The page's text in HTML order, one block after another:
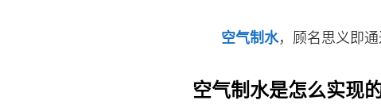
空气制水，顾名思义即
空气制水是怎么实现的